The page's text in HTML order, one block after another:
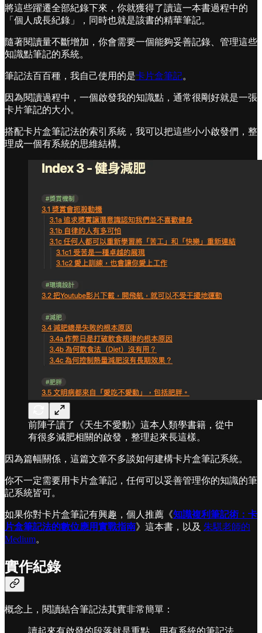
將這些躍遷全部紀錄下來，你就獲得了讀這一本書過程中的
「個人成長紀錄」，同時也就是該書的精華筆記。
隨著閱讀量不斷增加，你會需要一個能夠妥善記錄、管理這些
知識點筆記的系統。
筆記法百百種，我自己使用的是卡片盒筆記。
因為閱讀過程中，一個啟發我的知識點，通常很剛好就是一張
卡片筆記的大小。
搭配卡片盒筆記法的索引系統，我可以把這些小小啟發們，整
理成一個有系統的思維結構。
前陣子讀了《天生不愛動》這本人類學書籍，從中
有很多減肥相關的啟發，整理起來長這樣。
因為篇幅關係，這篇文章不多談如何建構卡片盒筆記系統。
你不一定需要用卡片盒筆記，任何可以妥善管理你的知識的筆
記系統皆可。
如果你對卡片盒筆記有興趣，個人推薦《知識複利筆記術：卡
片盒筆記法的數位應用實戰指南》這本書，以及 朱騏老師的
Medium。
實作紀錄
概念上，閱讀結合筆記法其實非常簡單：
讀起來有啟發的段落就是重點，用有系統的筆記法